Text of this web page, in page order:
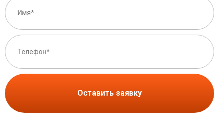
Оставить заявку